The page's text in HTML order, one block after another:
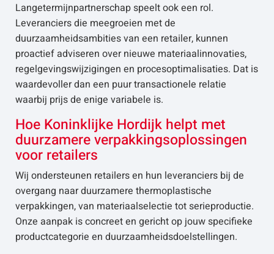
Langetermijnpartnerschap speelt ook een rol.
Leveranciers die meegroeien met de
duurzaamheidsambities van een retailer, kunnen
proactief adviseren over nieuwe materiaalinnovaties,
regelgevingswijzigingen en procesoptimalisaties. Dat is
waardevoller dan een puur transactionele relatie
waarbij prijs de enige variabele is.
Hoe Koninklijke Hordijk helpt met
duurzamere verpakkingsoplossingen
voor retailers
Wij ondersteunen retailers en hun leveranciers bij de
overgang naar duurzamere thermoplastische
verpakkingen, van materiaalselectie tot serieproductie.
Onze aanpak is concreet en gericht op jouw specifieke
productcategorie en duurzaamheidsdoelstellingen.